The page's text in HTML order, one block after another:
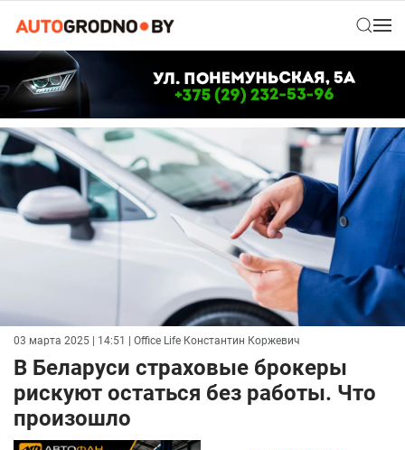
03 марта 2025 | 14:51 | Office Life Константин Коржевич
В Беларуси страховые брокеры
рискуют остаться без работы. Что
произошло